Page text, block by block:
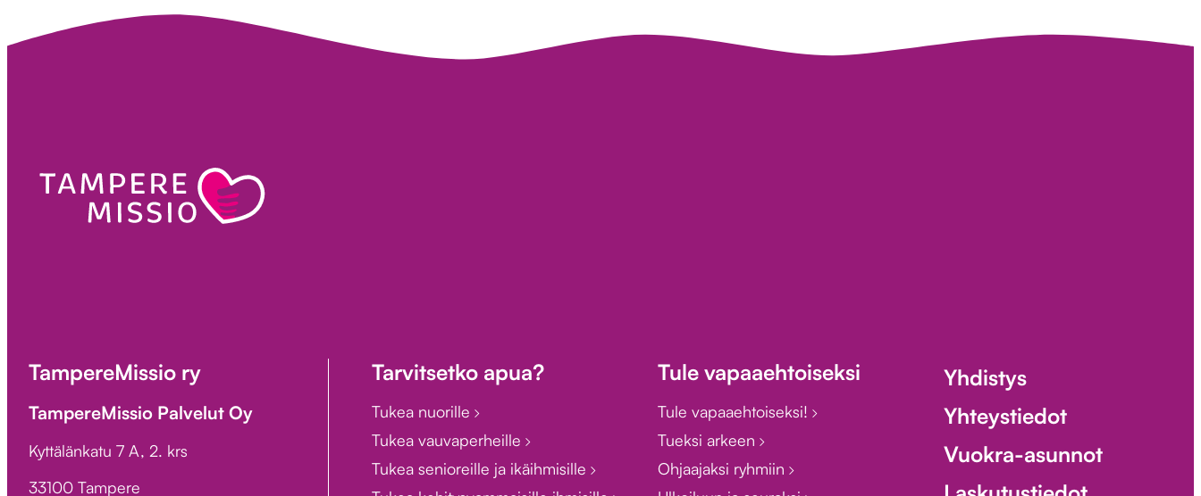
TampereMissio ry
TampereMissio Palvelut Oy
Kyttälänkatu 7 A, 2. krs
33100 Tampere
Tarvitsetko apua?
Tukea nuorille
Tukea vauvaperheille
Tukea senioreille ja ikäihmisille
Tule vapaaehtoiseksi
Tule vapaaehtoiseksi!
Tueksi arkeen
Ohjaajaksi ryhmiin
Yhdistys
Yhteystiedot
Vuokra-asunnot